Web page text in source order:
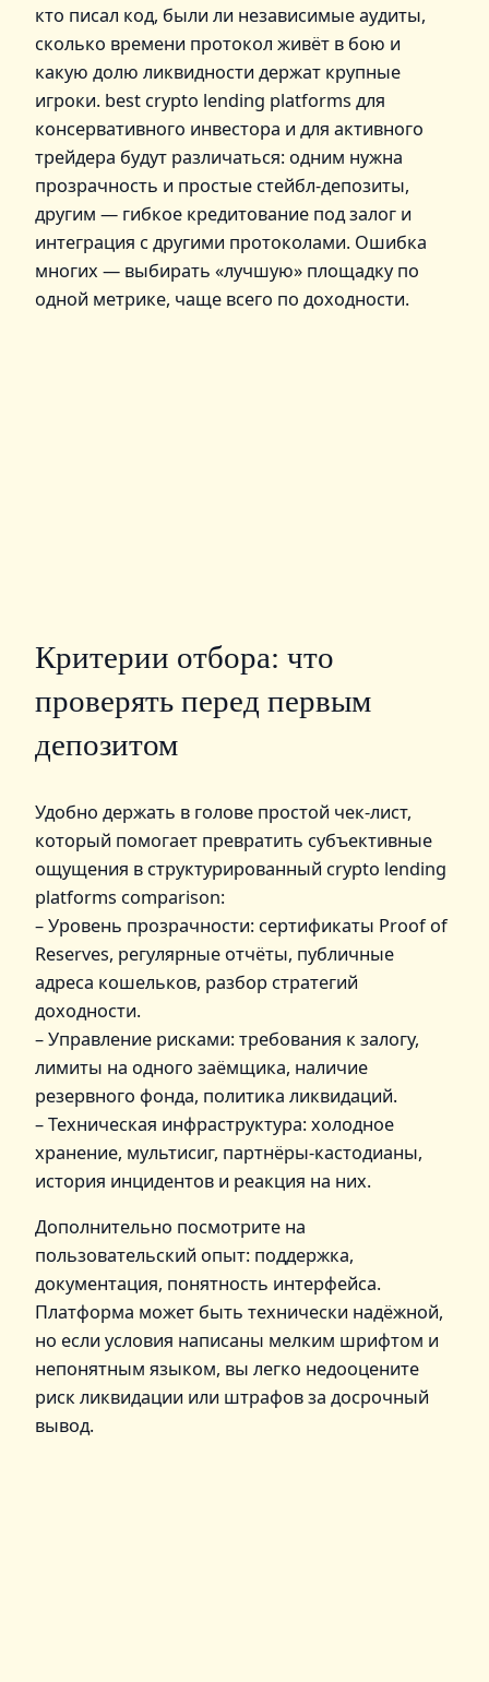
кто писал код, были ли независимые аудиты,
сколько времени протокол живёт в бою и
какую долю ликвидности держат крупные
игроки. best crypto lending platforms для
консервативного инвестора и для активного
трейдера будут различаться: одним нужна
прозрачность и простые стейбл‑депозиты,
другим — гибкое кредитование под залог и
интеграция с другими протоколами. Ошибка
многих — выбирать «лучшую» площадку по
одной метрике, чаще всего по доходности.
Критерии отбора: что
проверять перед первым
депозитом
Удобно держать в голове простой чек‑лист,
который помогает превратить субъективные
ощущения в структурированный crypto lending
platforms comparison:
– Уровень прозрачности: сертификаты Proof of
Reserves, регулярные отчёты, публичные
адреса кошельков, разбор стратегий
доходности.
– Управление рисками: требования к залогу,
лимиты на одного заёмщика, наличие
резервного фонда, политика ликвидаций.
– Техническая инфраструктура: холодное
хранение, мультисиг, партнёры‑кастодианы,
история инцидентов и реакция на них.
Дополнительно посмотрите на
пользовательский опыт: поддержка,
документация, понятность интерфейса.
Платформа может быть технически надёжной,
но если условия написаны мелким шрифтом и
непонятным языком, вы легко недооцените
риск ликвидации или штрафов за досрочный
вывод.